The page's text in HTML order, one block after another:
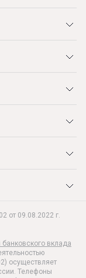
от 09.08.2022 г.
вклада
осуществляет
Телефоны